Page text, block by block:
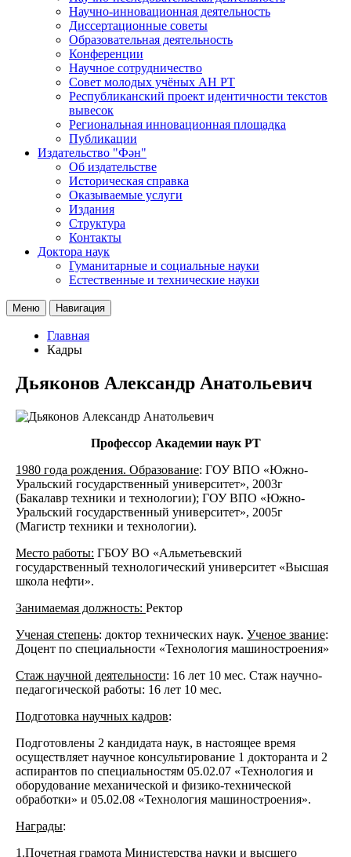
Научно-инновационная деятельность
Диссертационные советы
Образовательная деятельность
Конференции
Научное сотрудничество
Совет молодых учёных АН РТ
Республиканский проект идентичности текстов
вывесок
Региональная инновационная площадка
Публикации
Издательство "Фән"
Об издательстве
Историческая справка
Оказываемые услуги
Издания
Структура
Контакты
Доктора наук
Гуманитарные и социальные науки
Естественные и технические науки
Меню Навигация
Главная
Кадры
Дьяконов Александр Анатольевич
Профессор Академии наук РТ
1980 года рождения. Образование: ГОУ ВПО «Южно-
Уральский государственный университет», 2003г
(Бакалавр техники и технологии); ГОУ ВПО «Южно-
Уральский государственный университет», 2005г
(Магистр техники и технологии).
Место работы: ГБОУ ВО «Альметьевский
государственный технологический университет «Высшая
школа нефти».
Занимаемая должность: Ректор
Ученая степень: доктор технических наук. Ученое звание:
Доцент по специальности «Технология машиностроения»
Стаж научной деятельности: 16 лет 10 мес. Стаж научно-
педагогической работы: 16 лет 10 мес.
Подготовка научных кадров:
Подготовлены 2 кандидата наук, в настоящее время
осуществляет научное консультирование 1 докторанта и 2
аспирантов по специальностям 05.02.07 «Технология и
оборудование механической и физико-технической
обработки» и 05.02.08 «Технология машиностроения».
Награды:
1.Почетная грамота Министерства науки и высшего